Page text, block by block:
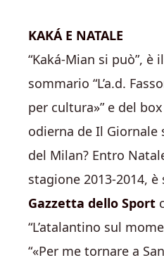
KAKÁ E NATALE
“Kaká-Mian si può”, è
sommario “L’a.d.
per cultura»” e del
odierna de Il Giornale
del Milan? Entro
stagione 2013-2014,
Gazzetta dello Sport
“L’atalantino sul
“«Per me tornare a